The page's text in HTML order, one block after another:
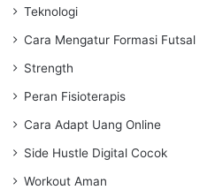
Teknologi
Cara Mengatur Formasi Futsal
Strength
Peran Fisioterapis
Cara Adapt Uang Online
Side Hustle Digital Cocok
Workout Aman